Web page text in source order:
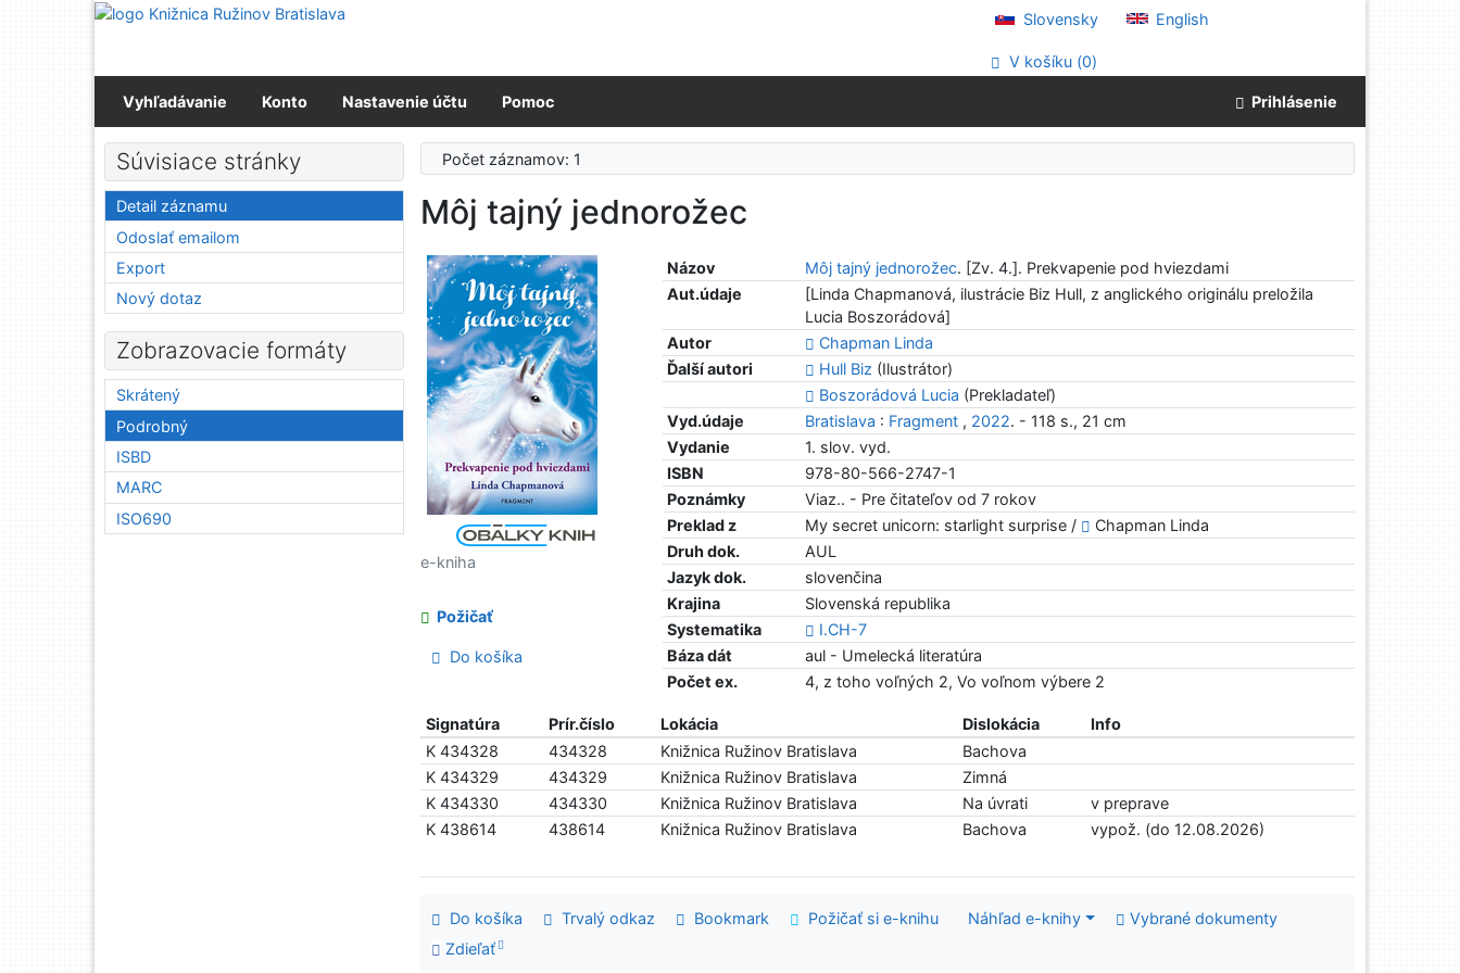
Prejsť na obsah
Slovensky English
V košíku (0)
Vyhľadávanie Konto Nastavenie účtu Pomoc Prihlásenie
Počet záznamov: 1
Môj tajný jednorožec
Názov Môj tajný jednorožec. [Zv. 4.]. Prekvapenie pod hviezdami
Aut.údaje
[Linda Chapmanová, ilustrácie Biz Hull, z anglického originálu preložila
Lucia Boszorádová]
Autor
Chapman Linda
Ďalší autori
Hull Biz (Ilustrátor)
Boszorádová Lucia (Prekladateľ)
Vyd.údaje
Bratislava : Fragment , 2022. - 118 s., 21 cm
Vydanie
1. slov. vyd.
ISBN
978-80-566-2747-1
Poznámky
Viaz.. - Pre čitateľov od 7 rokov
Preklad z
My secret unicorn: starlight surprise /
Chapman Linda
Druh dok.
AUL
Jazyk dok.
slovenčina
Krajina
Slovenská republika
Systematika
I.CH-7
Báza dát
aul - Umelecká literatúra
Počet ex.
4, z toho voľných 2, Vo voľnom výbere 2
e-kniha
Požičať
Do košíka
Signatúra Prír.číslo Lokácia Dislokácia
Info
K 434328
434328 Knižnica Ružinov Bratislava
Bachova
K 434329
434329 Knižnica Ružinov Bratislava
Zimná
K 434330
434330 Knižnica Ružinov Bratislava Na úvrati
v preprave
K 438614
438614 Knižnica Ružinov Bratislava Bachova vypož. (do 12.08.2026)
Do košíka Trvalý odkaz Bookmark Požičať si e-knihu Náhľad e-knihy
Vybrané dokumenty
Zdieľať
Súvisiace stránky
Detail záznamu
Odoslať emailom
Export
Nový dotaz
Zobrazovacie formáty
Skrátený
Podrobný
ISBD
MARC
ISO690